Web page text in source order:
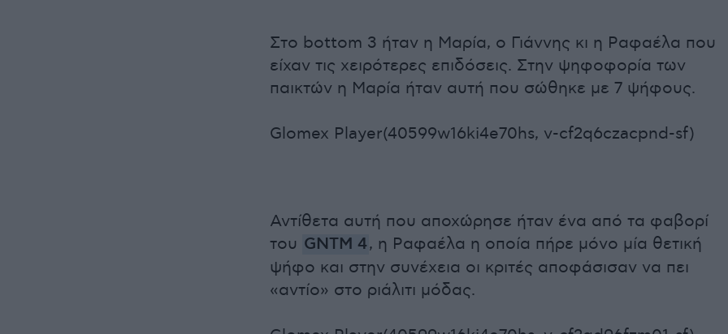
Στο bottom 3 ήταν η Μαρία, ο Γιάννης κι η Ραφαέλα που
είχαν τις χειρότερες επιδόσεις. Στην ψηφοφορία των
παικτών η Μαρία ήταν αυτή που σώθηκε με 7 ψήφους.
Glomex Player(40599w16ki4e70hs, v-cf2q6czacpnd-sf)
Αντίθετα αυτή που αποχώρησε ήταν ένα από τα φαβορί
του GNTM 4, η Ραφαέλα η οποία πήρε μόνο μία θετική
ψήφο και στην συνέχεια οι κριτές αποφάσισαν να πει
«αντίο» στο ριάλιτι μόδας.